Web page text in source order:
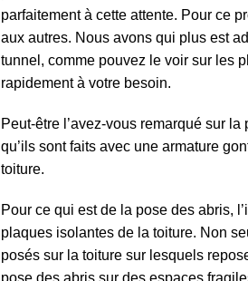
parfaitement à cette attente. Pour ce
aux autres. Nous avons qui plus est
tunnel, comme pouvez le voir sur les
rapidement à votre besoin.
Peut-être l’avez-vous remarqué sur
qu’ils sont faits avec une armature
toiture.
Pour ce qui est de la pose des abris,
plaques isolantes de la toiture. Non
posés sur la toiture sur lesquels
pose des abris sur des espaces